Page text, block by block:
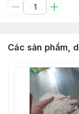
Các sản phẩm,